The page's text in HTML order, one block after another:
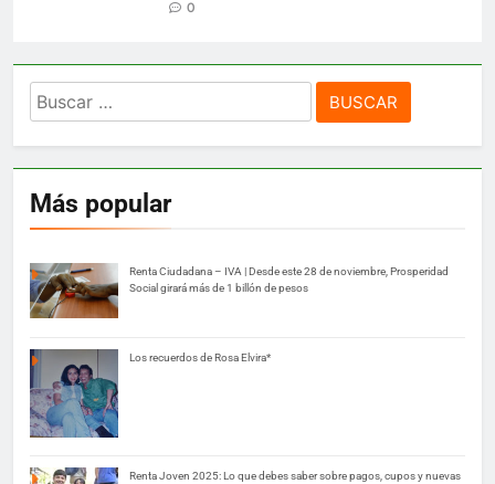
0
Buscar:
Más popular
Renta Ciudadana – IVA | Desde este 28 de noviembre, Prosperidad
Social girará más de 1 billón de pesos
Los recuerdos de Rosa Elvira*
Renta Joven 2025: Lo que debes saber sobre pagos, cupos y nuevas